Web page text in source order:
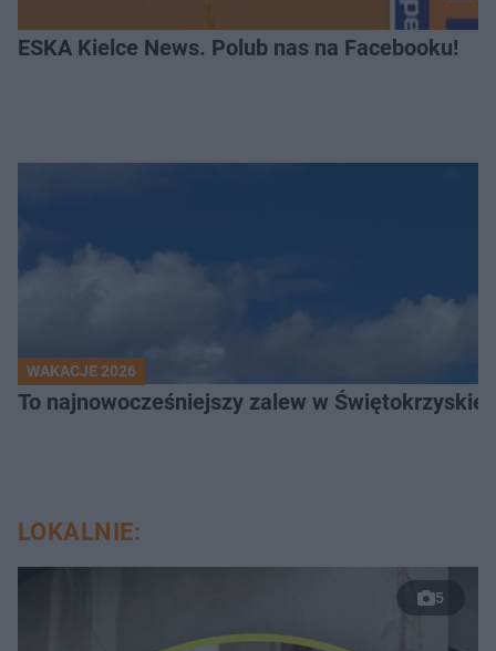
ESKA Kielce News. Polub nas na Facebooku!
WAKACJE 2026
To najnowocześniejszy zalew w
LOKALNIE:
5